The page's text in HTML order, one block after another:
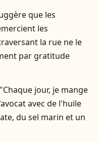
que les
les
la rue ne le
par gratitude
jour, je mange
avec de l'huile
du sel marin et un